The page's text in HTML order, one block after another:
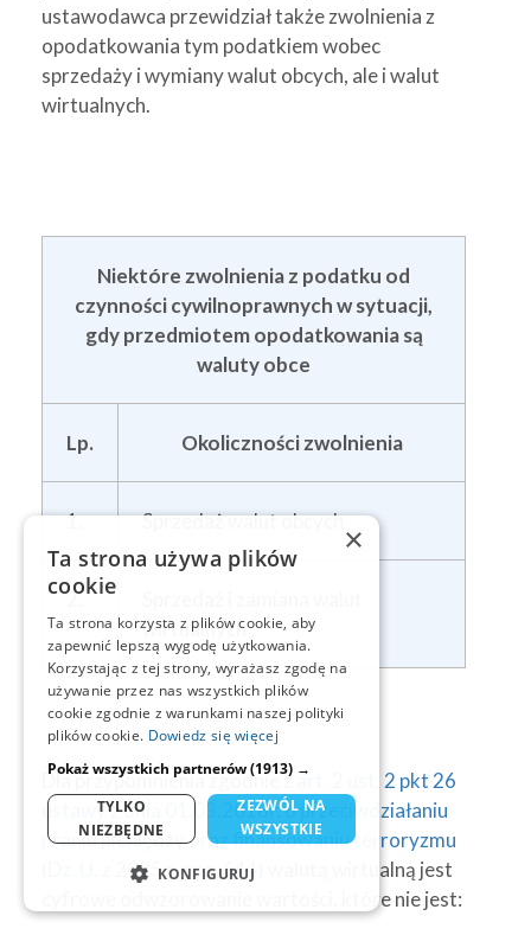
ustawodawca przewidział także zwolnienia z
opodatkowania tym podatkiem wobec
sprzedaży i wymiany walut obcych, ale i walut
wirtualnych.
Niektóre zwolnienia z podatku od
czynności cywilnoprawnych w sytuacji,
gdy przedmiotem opodatkowania są
waluty obce
Lp. Okoliczności zwolnienia
1. Sprzedaż walut obcych
2.
wirtualnych
Dla przypomnienia zgodnie z art. 2 ust. 2 pkt 26
ustawy z dnia 01.03.2018r. o przeciwdziałaniu
praniu pieniędzy oraz finansowaniu terroryzmu
(Dz. U. z 2025 r. poz. 644)
walutą wirtualną jest
cyfrowe odwzorowanie wartości, które nie jest:
×
Ta strona używa plików
cookie
Ta strona korzysta z plików cookie, aby
zapewnić lepszą wygodę użytkowania.
Korzystając z tej strony, wyrażasz zgodę na
używanie przez nas wszystkich plików
cookie zgodnie z warunkami naszej polityki
plików cookie. Dowiedz się więcej
Pokaż wszystkich partnerów(1913) →
ZEZWÓL NA
WSZYSTKIE
TYLKO
NIEZBĘDNE
KONFIGURUJ
NIEZBĘDNE